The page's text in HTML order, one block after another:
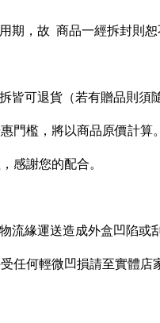
期，故 商品一經拆封則
皆可退貨（若有贈品則須
門檻，將以商品原價計算
感謝您的配合。
流緣運送造成外盒凹陷或
任何輕微凹損請至實體店